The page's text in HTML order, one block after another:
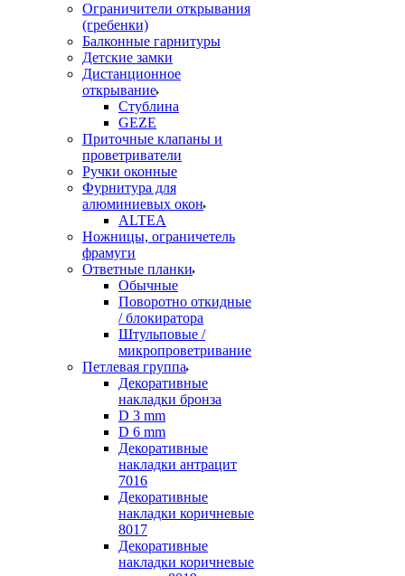
Ограничители открывания
(гребенки)
Балконные гарнитуры
Детские замки
Дистанционное
открывание
Стублина
GEZE
Приточные клапаны и
проветриватели
Ручки оконные
Фурнитура для
алюминиевых окон
ALTEA
Ножницы, ограничетель
фрамуги
Ответные планки
Обычные
Поворотно откидные
/ блокиратора
Штульповые /
микропроветривание
Петлевая группа
Декоративные
накладки бронза
D 3 mm
D 6 mm
Декоративные
накладки антрацит
7016
Декоративные
накладки коричневые
8017
Декоративные
накладки коричневые